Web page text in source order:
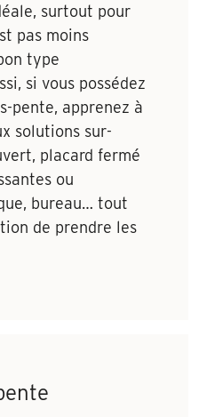
surtout pour
pas moins
type
si vous possédez
pente, apprenez à
solutions sur-
placard fermé
ou
bureau… tout
de prendre les